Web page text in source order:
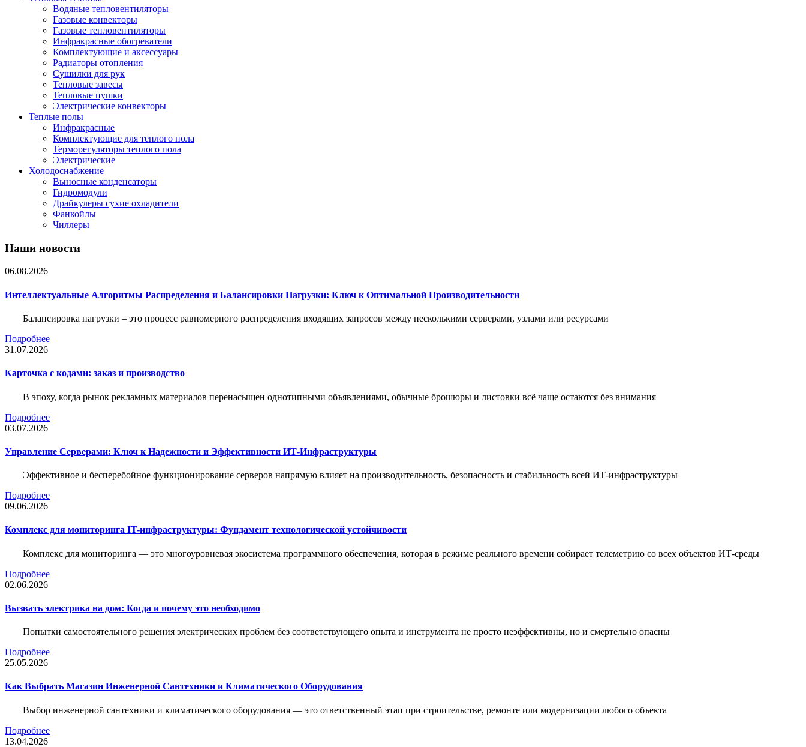
Водяные тепловентиляторы
Газовые конвекторы
Газовые тепловентиляторы
Инфракрасные обогреватели
Комплектующие и аксессуары
Радиаторы отопления
Сушилки для рук
Тепловые завесы
Тепловые пушки
Электрические конвекторы
Теплые полы
Инфракрасные
Комплектующие для теплого пола
Терморегуляторы теплого пола
Электрические
Холодоснабжение
Выносные конденсаторы
Гидромодули
Драйкулеры сухие охладители
Фанкойлы
Чиллеры
Наши новости
06.08.2026
Интеллектуальные Алгоритмы Распределения и Балансировки Нагрузки: Ключ к Оптимальной Производительности
Балансировка нагрузки – это процесс равномерного распределения входящих запросов между несколькими серверами, узлами или ресурсами
Подробнее
31.07.2026
Карточка c кодами: заказ и производство
В эпоху, когда рынок рекламных материалов перенасыщен однотипными объявлениями, обычные брошюры и листовки всё чаще остаются без внимания
Подробнее
03.07.2026
Управление Серверами: Ключ к Надежности и Эффективности ИТ-Инфраструктуры
Эффективное и бесперебойное функционирование серверов напрямую влияет на производительность, безопасность и стабильность всей ИТ-инфраструктуры
Подробнее
09.06.2026
Комплекс для мониторинга IT-инфраструктуры: Фундамент технологической устойчивости
Комплекс для мониторинга — это многоуровневая экосистема программного обеспечения, которая в режиме реального времени собирает телеметрию со всех объектов ИТ-среды
Подробнее
02.06.2026
Вызвать электрика на дом: Когда и почему это необходимо
Попытки самостоятельного решения электрических проблем без соответствующего опыта и инструмента не просто неэффективны, но и смертельно опасны
Подробнее
25.05.2026
Как Выбрать Магазин Инженерной Сантехники и Климатического Оборудования
Выбор инженерной сантехники и климатического оборудования — это ответственный этап при строительстве, ремонте или модернизации любого объекта
Подробнее
13.04.2026